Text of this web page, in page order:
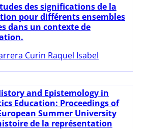
des significations de la
pour différents ensembles
dans un contexte de
Curin Raquel Isabel
and Epistemology in
Education: Proceedings of
Summer University
de la représentation